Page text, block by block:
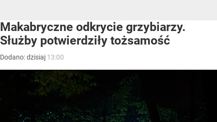
Makabryczne odkrycie grzybiarzy.
Służby potwierdziły tożsamość
Dodano:dzisiaj 13:00